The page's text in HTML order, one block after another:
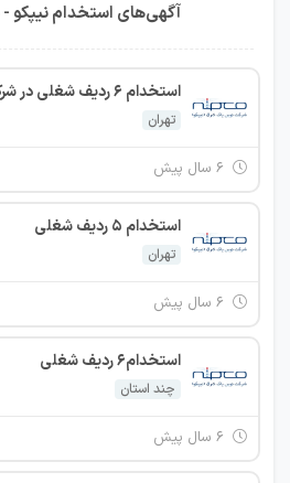
آگهی‌های استخدام نیپکو
استخدام 6 ردیف شغلی در شرکت دارویی
تهران
استخدام 5 ردیف شغلی
تهران
استخدام6 ردیف شغلی
چند استان